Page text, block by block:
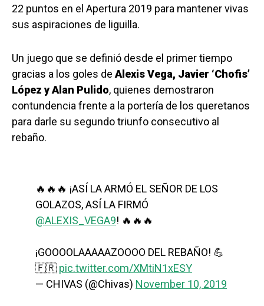
22 puntos en el Apertura 2019 para mantener vivas
sus aspiraciones de liguilla.
Un juego que se definió desde el primer tiempo
gracias a los goles deAlexis Vega, Javier ‘Chofis’
López y Alan Pulido, quienes demostraron
contundencia frente a la portería de los queretanos
para darle su segundo triunfo consecutivo al
rebaño.
🔥🔥🔥 ¡ASÍ LA ARMÓ EL SEÑOR DE LOS
GOLAZOS, ASÍ LA FIRMÓ
@ALEXIS_VEGA9! 🔥🔥🔥
¡GOOOOLAAAAAZOOOO DEL REBAÑO! 💪
🇫🇷 pic.twitter.com/XMtiN1xESY
— CHIVAS (@Chivas) November 10, 2019